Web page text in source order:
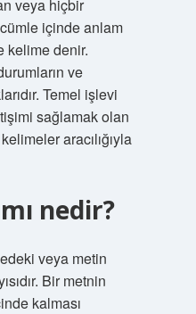
veya hiçbir
içinde anlam
kelime denir.
ve
Temel işlevi
sağlamak olan
aracılığıyla
nedir?
veya metin
Bir metnin
kalması